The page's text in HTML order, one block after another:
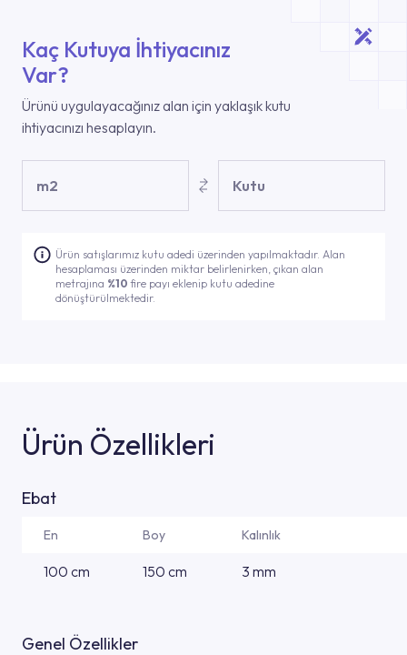
Kaç Kutuya İhtiyacınız
Var?
Ürünü uygulayacağınız alan için yaklaşık kutu
ihtiyacınızı hesaplayın.
m2 Kutu
Ürün satışlarımız kutu adedi üzerinden yapılmaktadır. Alan
hesaplaması üzerinden miktar belirlenirken, çıkan alan
metrajına %10fire payı eklenip kutu adedine
dönüştürülmektedir.
Ürün Özellikleri
Ebat
En Boy Kalınlık
100 cm 150 cm 3 mm
Genel Özellikler